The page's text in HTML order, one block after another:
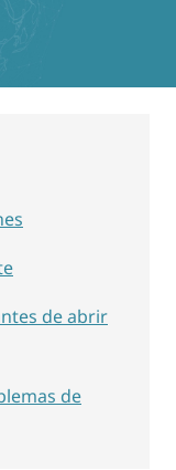
de abrir
de